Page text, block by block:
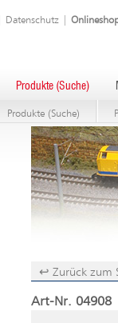
Datenschutz
Produkte (Suche)
Produkte (Suche)
↩ Zurück zum
Art-Nr. 04908